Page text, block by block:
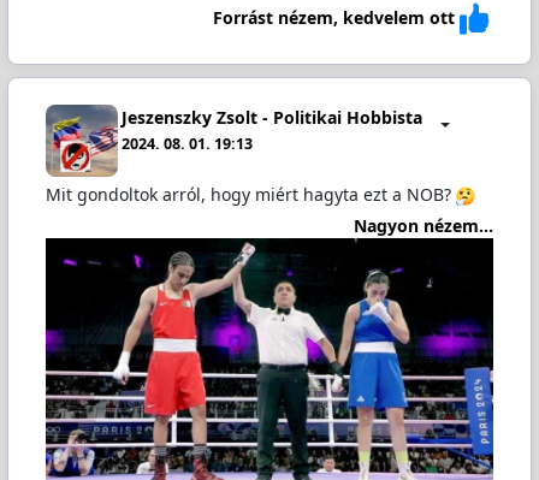
Forrást nézem, kedvelem ott
Jeszenszky Zsolt - Politikai Hobbista
2024. 08. 01. 19:13
Mit gondoltok arról, hogy miért hagyta ezt a NOB?
Nagyon nézem...